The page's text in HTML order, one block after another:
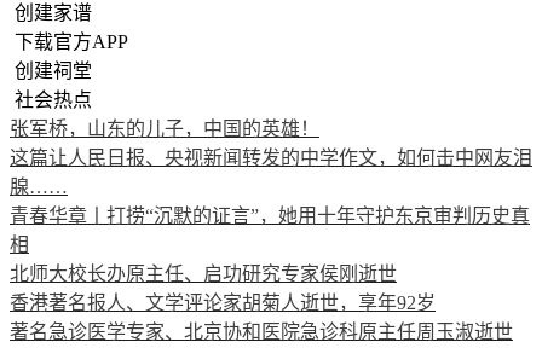
创建家谱
下载官方APP
创建祠堂
社会热点
张军桥，山东的儿子，中国的英雄！
这篇让人民日报、央视新闻转发的中学作文，如何击中网友泪
腺……
青春华章丨打捞“沉默的证言”，她用十年守护东京审判历史真
相
北师大校长办原主任、启功研究专家侯刚逝世
香港著名报人、文学评论家胡菊人逝世，享年92岁
著名急诊医学专家、北京协和医院急诊科原主任周玉淑逝世